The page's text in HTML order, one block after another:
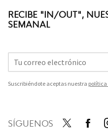
RECIBE "IN/OUT",
SEMANAL
Suscribiéndote aceptas nuestra
SÍGUENOS